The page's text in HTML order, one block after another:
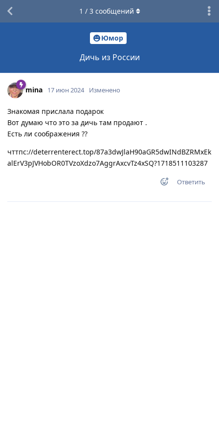
Юмор
Дичь из России
1 / 3 сообщений
mina 17 июн 2024 Изменено
Знакомая прислала подарок
Вот думаю что это за дичь там продают .
Есть ли соображения ??
чттпс://deterrenterect.top/87a3dwJlaH90aGR5dwINdBZRMxEk
alErV3pJVHobOR0TVzoXdzo7AggrAxcvTz4xSQ?1718511103287
Ответить